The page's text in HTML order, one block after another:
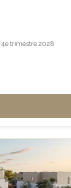
4e trimestre 2028